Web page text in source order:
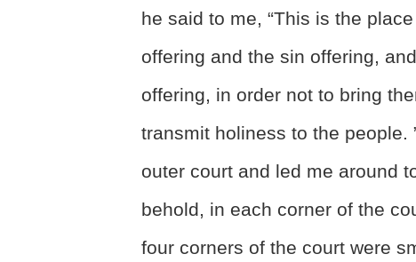
he said to me, “This is the
offering and the sin offering,
offering, in order not to bring
transmit holiness to the people.
outer court and led me around
behold, in each corner of the
four corners of the court were